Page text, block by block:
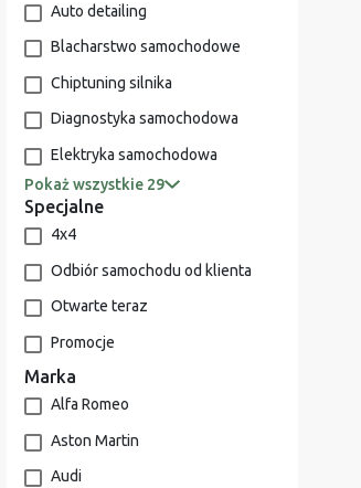
Auto detailing
Blacharstwo samochodowe
Chiptuning silnika
Diagnostyka samochodowa
Elektryka samochodowa
Pokaż wszystkie 29
Specjalne
4x4
Odbiór samochodu od klienta
Otwarte teraz
Promocje
Marka
Alfa Romeo
Aston Martin
Audi